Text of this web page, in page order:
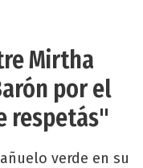
Mirtha
por el
respetás"
verde en su